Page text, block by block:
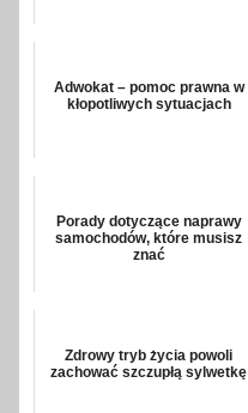
Adwokat – pomoc prawna w
kłopotliwych sytuacjach
Porady dotyczące naprawy
samochodów, które musisz
znać
Zdrowy tryb życia powoli
zachować szczupłą sylwetkę